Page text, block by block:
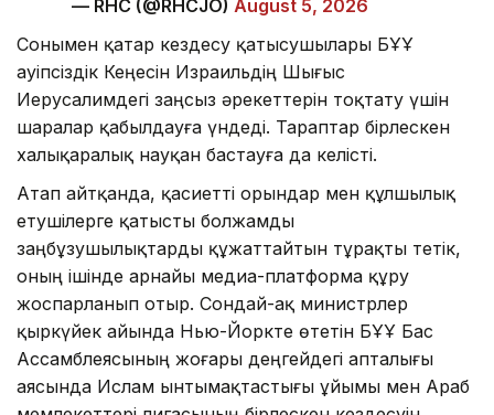
— RHC (@RHCJO) August 5, 2026
Сонымен қатар кездесу қатысушылары БҰҰ
Қауіпсіздік Кеңесін Израильдің Шығыс
Иерусалимдегі заңсыз әрекеттерін тоқтату үшін
шаралар қабылдауға үндеді. Тараптар бірлескен
халықаралық науқан бастауға да келісті.
Атап айтқанда, қасиетті орындар мен құлшылық
етушілерге қатысты болжамды
заңбұзушылықтарды құжаттайтын тұрақты тетік,
оның ішінде арнайы медиа-платформа құру
жоспарланып отыр. Сондай-ақ министрлер
қыркүйек айында Нью-Йоркте өтетін БҰҰ Бас
Ассамблеясының жоғары деңгейдегі апталығы
аясында Ислам ынтымақтастығы ұйымы мен Араб